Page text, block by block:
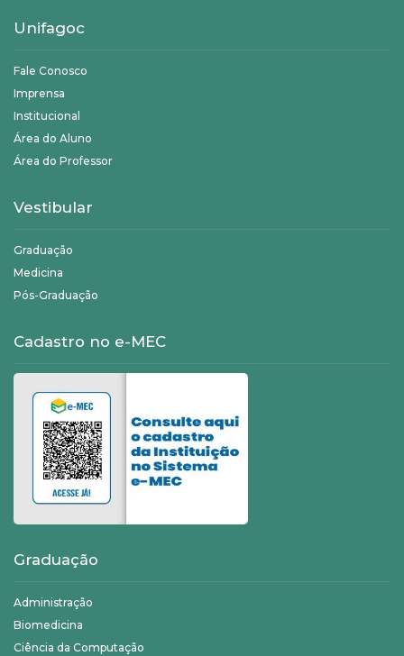
Unifagoc
Fale Conosco
Imprensa
Institucional
Área do Aluno
Área do Professor
Vestibular
Graduação
Medicina
Pós-Graduação
Cadastro no e-MEC
Graduação
Administração
Biomedicina
Ciência da Computação